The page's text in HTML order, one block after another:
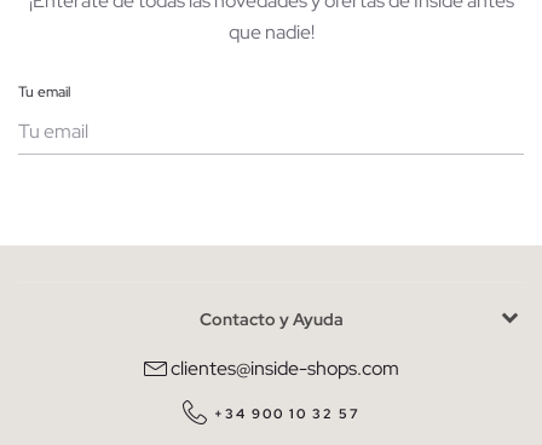
que nadie!
Tu email
He leído y entiendo lapolítica de privacidad
QUIERO SUSCRIBIRME
Contacto y Ayuda
clientes@inside-shops.com
+34 900 10 32 57